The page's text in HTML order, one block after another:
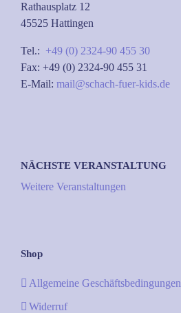
Rathausplatz 12
45525 Hattingen
Tel.: +49 (0) 2324-90 455 30
Fax: +49 (0) 2324-90 455 31
E-Mail: mail@schach-fuer-kids.de
NÄCHSTE VERANSTALTUNG
Weitere Veranstaltungen
Shop
Allgemeine Geschäftsbedingungen
Widerruf